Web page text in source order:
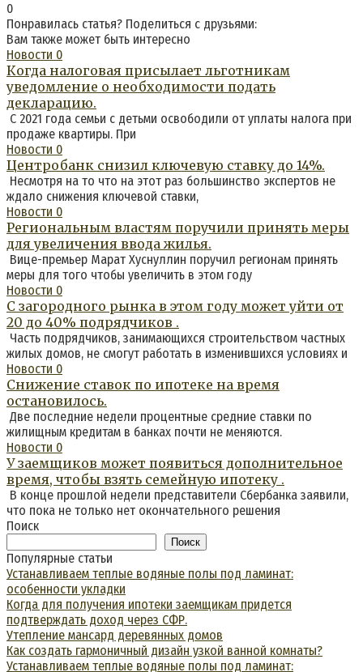
0
Понравилась статья? Поделиться с друзьями:
Вам также может быть интересно
Новости 0
Когда налоговая присылает льготникам
уведомление о необходимости подать
декларацию.
С 2021 года семьи с детьми освободили от уплаты налога при
продаже квартиры. При
Новости 0
Центробанк снизил ключевую ставку до 14%.
Несмотря на то что на этот раз большинство экспертов не
ждало снижения ключевой ставки,
Новости 0
Региональным властям поручили принять меры
для увеличения ввода жилья.
Вице-премьер Марат Хуснуллин поручил регионам принять
меры для того чтобы увеличить в этом году
Новости 0
С загородного рынка в этом году может уйти от
20 до 40% подрядчиков .
Часть подрядчиков, занимающихся строительством частных
жилых домов, не смогут работать в изменившихся условиях и
Новости 0
Снижение ставок по ипотеке на время
остановилось.
Две последние недели процентные средние ставки по
жилищным кредитам в банках почти не меняются.
Новости 0
У заемщиков может появиться дополнительное
время, чтобы взять семейную ипотеку .
В конце прошлой недели представители Сбербанка заявили,
что пока не только нет окончательного решения
Поиск
Поиск
Популярные статьи
Устанавливаем теплые водяные полы под ламинат:
особенности укладки
Когда для получения ипотеки заемщикам придется
подтверждать доход через СФР.
Утепление мансард деревянных домов
Как создать гармоничный дизайн узкой ванной комнаты?
Устанавливаем теплые водяные полы под ламинат: